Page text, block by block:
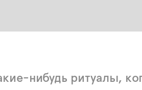
нибудь ритуалы,